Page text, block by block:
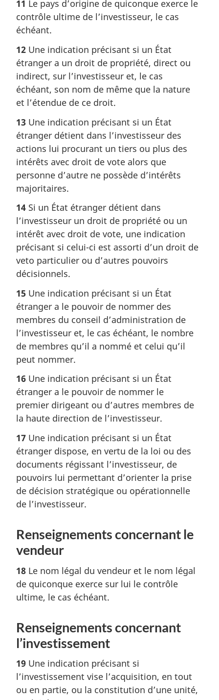
11 Le pays d’origine de quiconque exerce le
contrôle ultime de l’investisseur, le cas
échéant.
12 Une indication précisant si un État
étranger a un droit de propriété, direct ou
indirect, sur l’investisseur et, le cas
échéant, son nom de même que la nature
et l’étendue de ce droit.
13 Une indication précisant si un État
étranger détient dans l’investisseur des
actions lui procurant un tiers ou plus des
intérêts avec droit de vote alors que
personne d’autre ne possède d’intérêts
majoritaires.
14 Si un État étranger détient dans
l’investisseur un droit de propriété ou un
intérêt avec droit de vote, une indication
précisant si celui-ci est assorti d’un droit de
veto particulier ou d’autres pouvoirs
décisionnels.
15 Une indication précisant si un État
étranger a le pouvoir de nommer des
membres du conseil d’administration de
l’investisseur et, le cas échéant, le nombre
de membres qu’il a nommé et celui qu’il
peut nommer.
16 Une indication précisant si un État
étranger a le pouvoir de nommer le
premier dirigeant ou d’autres membres de
la haute direction de l’investisseur.
17 Une indication précisant si un État
étranger dispose, en vertu de la loi ou des
documents régissant l’investisseur, de
pouvoirs lui permettant d’orienter la prise
de décision stratégique ou opérationnelle
de l’investisseur.
Renseignements concernant le
vendeur
18 Le nom légal du vendeur et le nom légal
de quiconque exerce sur lui le contrôle
ultime, le cas échéant.
Renseignements concernant
l’investissement
19 Une indication précisant si
l’investissement vise l’acquisition, en tout
ou en partie, ou la constitution d’une unité,